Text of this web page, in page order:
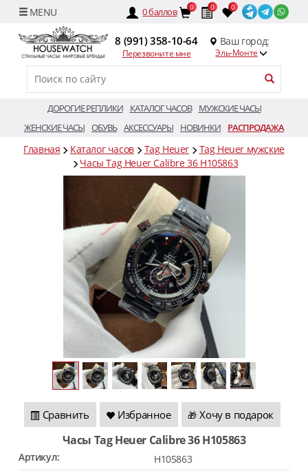
0баллов 0 0 0
8 (991) 358-10-64
Перезвоните мне
Ваш город:
Эль-Монте
ДОРОГИЕ РЕПЛИКИ КАТАЛОГ ЧАСОВ
МУЖСКИЕ ЧАСЫ
ЖЕНСКИЕ ЧАСЫ ОБУВЬ АКСЕССУАРЫ НОВИНКИ РАСПРОДАЖА
Главная Каталог часов Tag Heuer
Tag Heuer мужские
Часы Tag Heuer Calibre 36 H105863
Сравнить Избранное 🎁 Хочу в подарок
Часы Tag Heuer Calibre 36 H105863
Артикул:
H105863